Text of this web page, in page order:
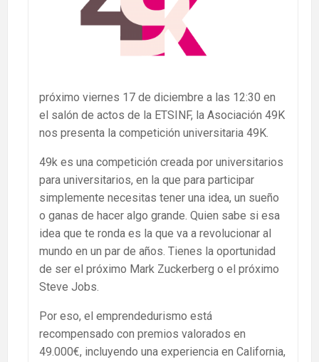
próximo viernes 17 de diciembre a las 12:30 en
el salón de actos de la ETSINF, la Asociación 49K
nos presenta la competición universitaria 49K.
49k es una competición creada por universitarios
para universitarios, en la que para participar
simplemente necesitas tener una idea, un sueño
o ganas de hacer algo grande. Quien sabe si esa
idea que te ronda es la que va a revolucionar al
mundo en un par de años. Tienes la oportunidad
de ser el próximo Mark Zuckerberg o el próximo
Steve Jobs.
Por eso, el emprendedurismo está
recompensado con premios valorados en
49.000€, incluyendo una experiencia en California,